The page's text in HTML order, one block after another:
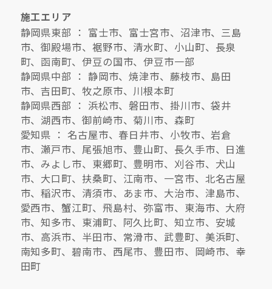
施工エリア
静岡県東部 ： 富士市、富士宮市、沼津市、三島
市、御殿場市、裾野市、清水町、小山町、長泉
町、函南町、伊豆の国市、伊豆市一部
静岡県中部 ： 静岡市、焼津市、藤枝市、島田
市、吉田町、牧之原市、川根本町
静岡県西部 ： 浜松市、磐田市、掛川市、袋井
市、湖西市、御前崎市、菊川市、森町
愛知県 ： 名古屋市、春日井市、小牧市、岩倉
市、瀬戸市、尾張旭市、豊山町、長久手市、日進
市、みよし市、東郷町、豊明市、刈谷市、犬山
市、大口町、扶桑町、江南市、一宮市、北名古屋
市、稲沢市、清須市、あま市、大治市、津島市、
愛西市、蟹江町、飛島村、弥富市、東海市、大府
市、知多市、東浦町、阿久比町、知立市、安城
市、高浜市、半田市、常滑市、武豊町、美浜町、
南知多町、碧南市、西尾市、豊田市、岡崎市、幸
田町